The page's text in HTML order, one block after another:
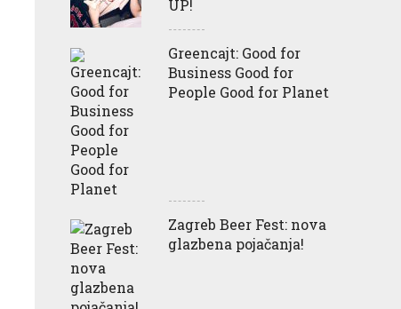
UP!
Greencajt: Good for
Business Good for
People Good for Planet
Zagreb Beer Fest: nova
glazbena pojačanja!